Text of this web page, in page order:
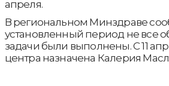
апреля.
В региональном Минздраве
установленный период не все
задачи были выполнены. С 11
центра назначена Калерия